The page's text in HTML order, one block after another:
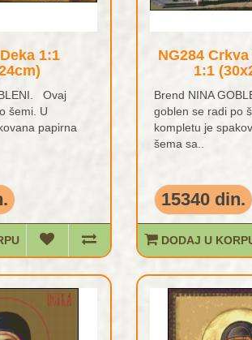
1:1
Ovaj
šemi. U
papirna
NG284
1:1
Brend NINA
goblen se radi po
kompletu je
šema sa..
15340 din.
DODAJ U